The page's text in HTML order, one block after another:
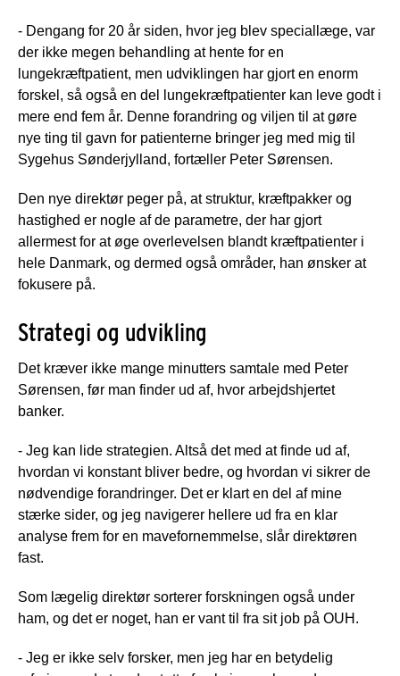
- Dengang for 20 år siden, hvor jeg blev speciallæge, var
der ikke megen behandling at hente for en
lungekræftpatient, men udviklingen har gjort en enorm
forskel, så også en del lungekræftpatienter kan leve godt i
mere end fem år. Denne forandring og viljen til at gøre
nye ting til gavn for patienterne bringer jeg med mig til
Sygehus Sønderjylland, fortæller Peter Sørensen.
Den nye direktør peger på, at struktur, kræftpakker og
hastighed er nogle af de parametre, der har gjort
allermest for at øge overlevelsen blandt kræftpatienter i
hele Danmark, og dermed også områder, han ønsker at
fokusere på.
Strategi og udvikling
Det kræver ikke mange minutters samtale med Peter
Sørensen, før man finder ud af, hvor arbejdshjertet
banker.
- Jeg kan lide strategien. Altså det med at finde ud af,
hvordan vi konstant bliver bedre, og hvordan vi sikrer de
nødvendige forandringer. Det er klart en del af mine
stærke sider, og jeg navigerer hellere ud fra en klar
analyse frem for en mavefornemmelse, slår direktøren
fast.
Som lægelig direktør sorterer forskningen også under
ham, og det er noget, han er vant til fra sit job på OUH.
- Jeg er ikke selv forsker, men jeg har en betydelig